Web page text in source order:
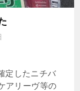
定したニチバ
アリーヴ等の